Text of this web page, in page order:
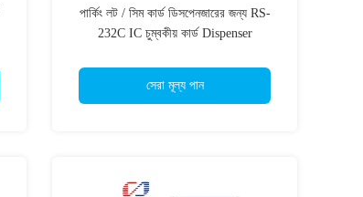
পার্কিং লট / সিম কার্ড ডিসপেনজারের জন্য RS-
232C IC চুম্বকীয় কার্ড Dispenser
সেরা মূল্য পান